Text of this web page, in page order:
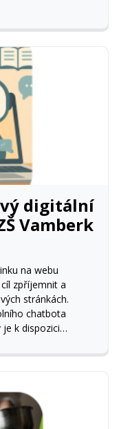
digitální
Vamberk
na webu
zpříjemnit a
stránkách.
chatbota
k dispozici